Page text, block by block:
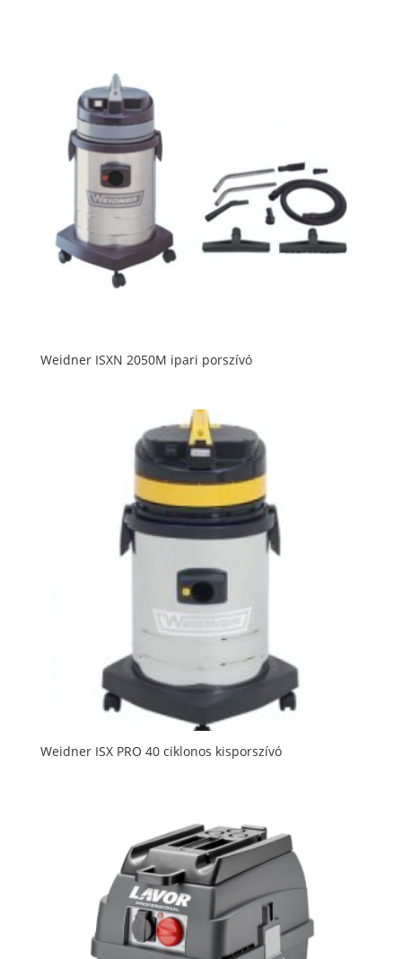
Weidner ISXN 2050M ipari porszívó
Weidner ISX PRO 40 ciklonos kisporszívó